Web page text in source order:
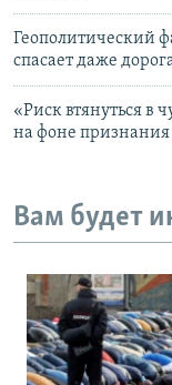
Геополитический
спасает даже
«Риск втянуться в
на фоне
Вам будет